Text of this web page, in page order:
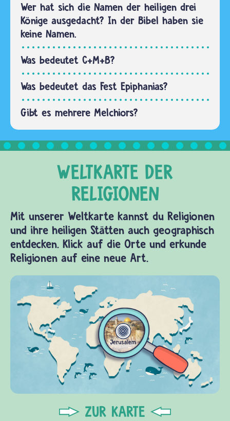
Wer hat sich die Namen der heiligen drei
Könige ausgedacht? In der Bibel haben sie
keine Namen.
Was bedeutet C+M+B?
Was bedeutet das Fest Epiphanias?
Gibt es mehrere Melchiors?
Mit unserer Weltkarte kannst du Religionen
und ihre heiligen Stätten auch geographisch
entdecken. Klick auf die Orte und erkunde
Religionen auf eine neue Art.
ZUR KARTE